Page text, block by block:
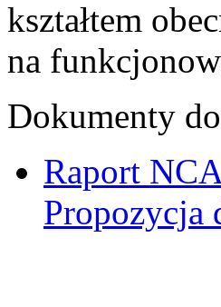
kształtem
na
Dokumenty
Raport
Propozycja